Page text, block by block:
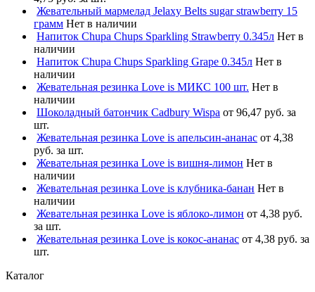
Жевательный мармелад Jelaxy Belts sugar strawberry 15
грамм Нет в наличии
Напиток Chupa Chups Sparkling Strawberry 0.345л Нет в
наличии
Напиток Chupa Chups Sparkling Grape 0.345л Нет в
наличии
Жевательная резинка Love is МИКС 100 шт. Нет в
наличии
Шоколадный батончик Cadbury Wispa от 96,47 руб. за
шт.
Жевательная резинка Love is апельсин-ананас от 4,38
руб. за шт.
Жевательная резинка Love is вишня-лимон Нет в
наличии
Жевательная резинка Love is клубника-банан Нет в
наличии
Жевательная резинка Love is яблоко-лимон от 4,38 руб.
за шт.
Жевательная резинка Love is кокос-ананас от 4,38 руб. за
шт.
Каталог